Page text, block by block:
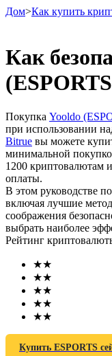
Фьючерсы
USDT-фьючерсы
Фьючерсы с
Дом>Как купить
Как
Покупка Yooldo
при использовании
Bitrue вы можете
минимальной
1200 криптовалютам
оплаты.
В этом руководстве
включая лучшие
соображения
выбрать наиболее
Рейтинг
★★
★★
★★
★★
★★
Купить ESPORTS